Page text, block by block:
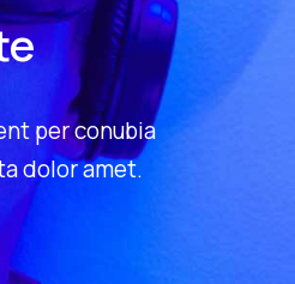
per conubia
dolor amet.